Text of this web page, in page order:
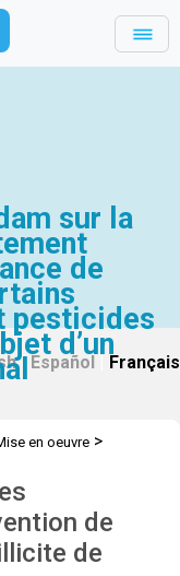
sur la
de
pesticides
d’un
| Español Français
en oeuvre >
de
de